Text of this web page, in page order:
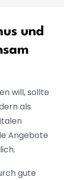
und
will, sollte
als
Angebote
gute